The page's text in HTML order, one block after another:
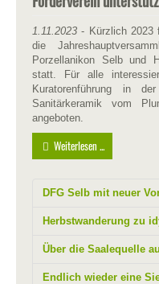
1.11.2023 - Kürzlich 2023
die
Porzellanikon Selb und
statt. Für alle
Kuratorenführung in
Sanitärkeramik vom
angeboten.
Weiterlesen ...
DFG Selb mit neuer
Herbstwanderung zu
Über die Saalequelle
Endlich wieder eine